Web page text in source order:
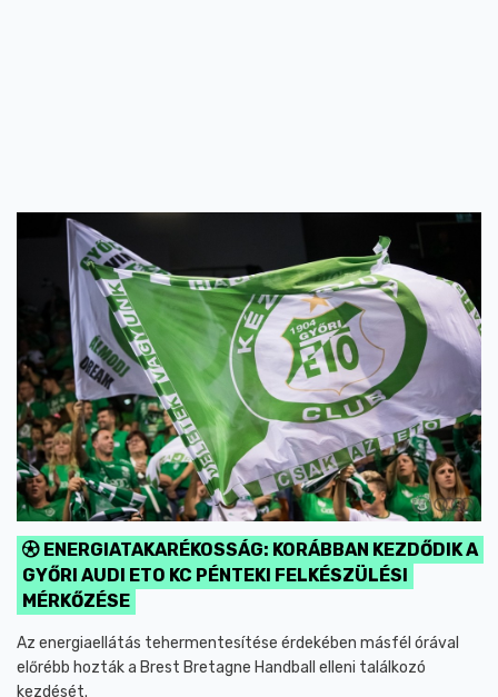
ENERGIATAKARÉKOSSÁG: KORÁBBAN KEZDŐDIK A
GYŐRI AUDI ETO KC PÉNTEKI FELKÉSZÜLÉSI
MÉRKŐZÉSE
Az energiaellátás tehermentesítése érdekében másfél órával
előrébb hozták a Brest Bretagne Handball elleni találkozó
kezdését.